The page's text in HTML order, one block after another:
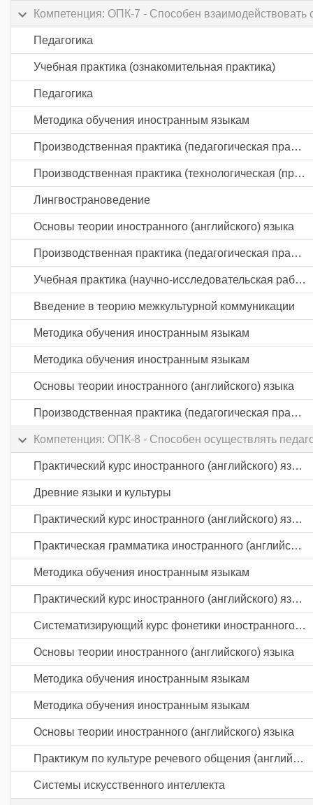
Компетенция: ОПК-7 - Способен взаимодействовать
Педагогика
Учебная практика (ознакомительная практика)
Педагогика
Методика обучения иностранным языкам
Производственная практика (педагогическая практика) часть 1
Производственная практика (технологическая (проектно-технологическая) практика)
Лингвострановедение
Основы теории иностранного (английского) языка
Производственная практика (педагогическая практика) часть 2
Учебная практика (научно-исследовательская работа (получение первичных навыков научно-исследовательской работы))
Введение в теорию межкультурной коммуникации
Методика обучения иностранным языкам
Методика обучения иностранным языкам
Основы теории иностранного (английского) языка
Производственная практика (педагогическая практика) часть 3
Компетенция: ОПК-8 - Способен осуществлять
Практический курс иностранного (английского) языка
Древние языки и культуры
Практический курс иностранного (английского) языка
Практическая грамматика иностранного (английского) языка
Методика обучения иностранным языкам
Практический курс иностранного (английского) языка
Систематизирующий курс фонетики иностранного (английского) языка
Основы теории иностранного (английского) языка
Методика обучения иностранным языкам
Методика обучения иностранным языкам
Основы теории иностранного (английского) языка
Практикум по культуре речевого общения (английский язык)
Системы искусственного интеллекта